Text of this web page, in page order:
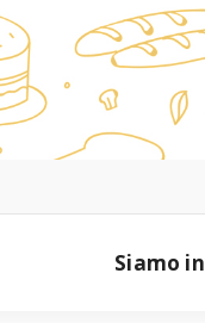
Siamo in